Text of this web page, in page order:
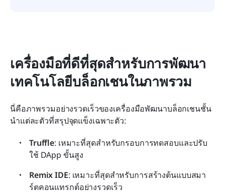
เครื่องมือที่ดีที่สุดสำหรับการพัฒนา
เทคโนโลยีบล็อกเชนในภาพรวม
นี่คือภาพรวมอย่างรวดเร็วของเครื่องมือพัฒนาบล็อกเชนชั้น
นำแต่ละตัวที่สรุปจุดแข็งเฉพาะตัว:
Truffle: เหมาะที่สุดสำหรับกรอบการทดสอบและปรับ
ใช้ DApp ขั้นสูง
Remix IDE: เหมาะที่สุดสำหรับการสร้างต้นแบบสมา
ร์ตคอนแทรกต์อย่างรวดเร็ว